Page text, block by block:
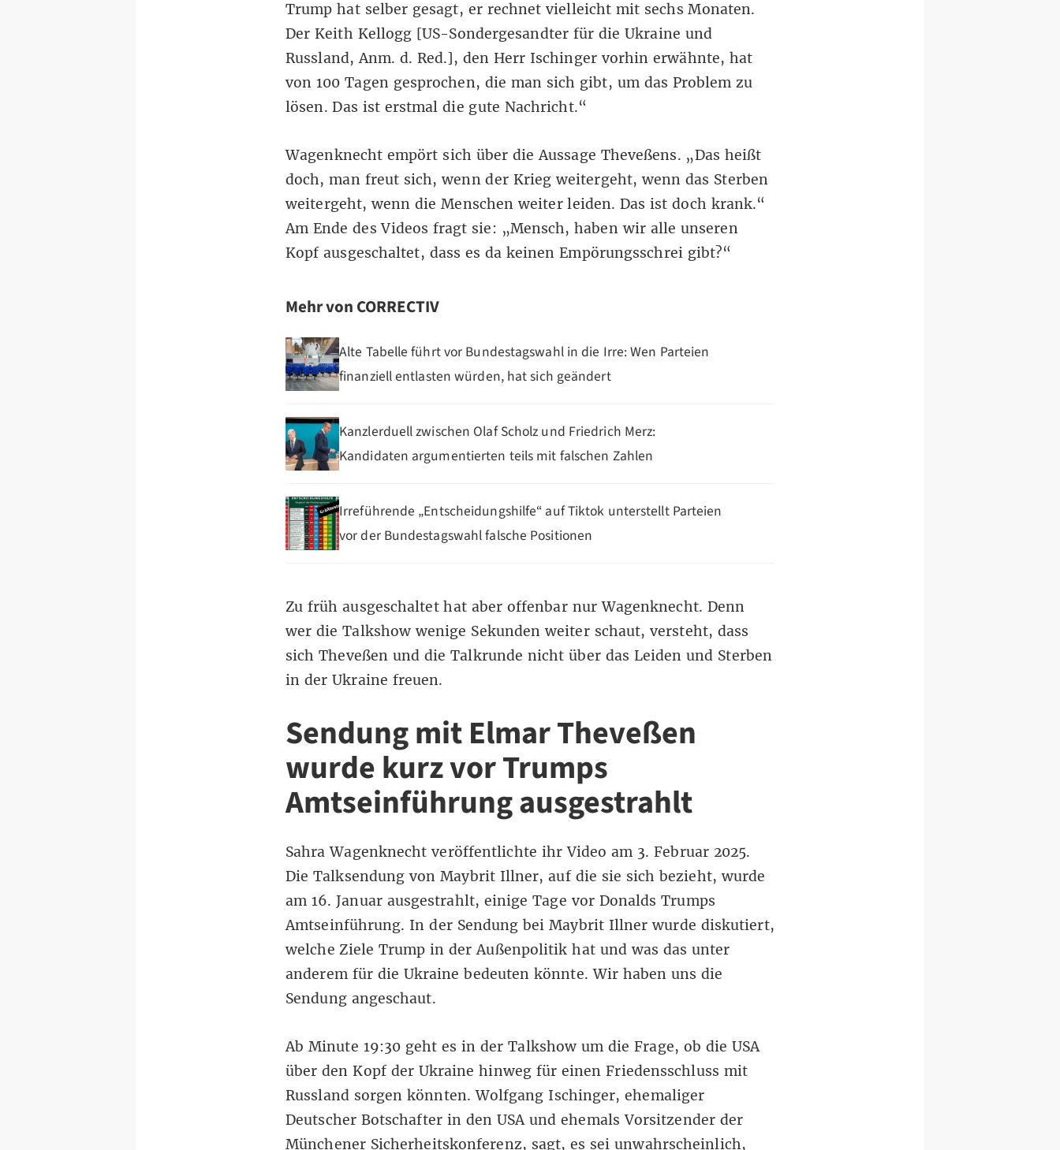
Trump hat selber gesagt, er rechnet vielleicht mit sechs Monaten.
Der Keith Kellogg [US-Sondergesandter für die Ukraine und
Russland, Anm. d. Red.], den Herr Ischinger vorhin erwähnte, hat
von 100 Tagen gesprochen, die man sich gibt, um das Problem zu
lösen. Das ist erstmal die gute Nachricht.“
Wagenknecht empört sich über die Aussage Theveßens. „Das heißt
doch, man freut sich, wenn der Krieg weitergeht, wenn das Sterben
weitergeht, wenn die Menschen weiter leiden. Das ist doch krank.“
Am Ende des Videos fragt sie: „Mensch, haben wir alle unseren
Kopf ausgeschaltet, dass es da keinen Empörungsschrei gibt?“
Mehr von CORRECTIV
Alte Tabelle führt vor Bundestagswahl in die Irre: Wen Parteien
finanziell entlasten würden, hat sich geändert
Kanzlerduell zwischen Olaf Scholz und Friedrich Merz:
Kandidaten argumentierten teils mit falschen Zahlen
Irreführende „Entscheidungshilfe“ auf Tiktok unterstellt Parteien
vor der Bundestagswahl falsche Positionen
Zu früh ausgeschaltet hat aber offenbar nur Wagenknecht. Denn
wer die Talkshow wenige Sekunden weiter schaut, versteht, dass
sich Theveßen und die Talkrunde nicht über das Leiden und Sterben
in der Ukraine freuen.
Sendung mit Elmar Theveßen
wurde kurz vor Trumps
Amtseinführung ausgestrahlt
Sahra Wagenknecht veröffentlichte ihr Video am 3. Februar 2025.
Die Talksendung von Maybrit Illner, auf die sie sich bezieht, wurde
am16. Januarausgestrahlt, einige Tage vor Donalds Trumps
Amtseinführung. In der Sendung bei Maybrit Illner wurde diskutiert,
welche Ziele Trump in der Außenpolitik hat und was das unter
anderem für die Ukraine bedeuten könnte. Wir haben uns die
Sendung angeschaut.
Ab Minute 19:30 geht es in der Talkshow um die Frage, ob die USA
über den Kopf der Ukraine hinweg für einen Friedensschluss mit
Russland sorgen könnten. Wolfgang Ischinger, ehemaliger
Deutscher Botschafter in den USA und ehemals Vorsitzender der
Münchener Sicherheitskonferenz, sagt, es sei unwahrscheinlich,